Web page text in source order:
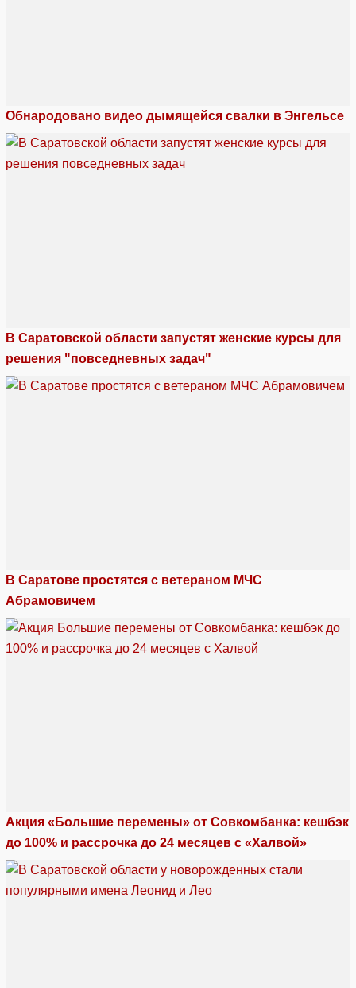
Обнародовано видео дымящейся свалки в Энгельсе
В Саратовской области запустят женские курсы для
решения "повседневных задач"
В Саратове простятся с ветераном МЧС
Абрамовичем
Акция «Большие перемены» от Совкомбанка: кешбэк
до 100% и рассрочка до 24 месяцев с «Халвой»